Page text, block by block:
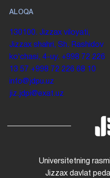
ALOQA
130100. Jizzax viloyati,
Jizzax shahri, Sh. Rashidov
koʻchasi, 4-uy. +998 72 226
13 57 +998 72 226 68 10
info@jdpu.uz
jiz.jdpi@exat.uz
Universitetning
Jizzax davlat